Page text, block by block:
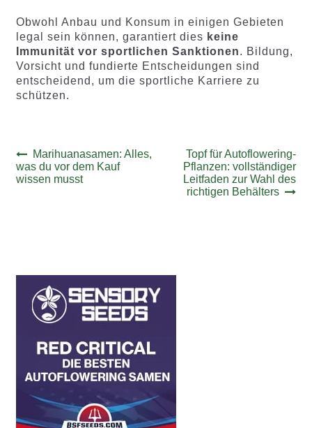
Obwohl Anbau und Konsum in einigen Gebieten
legal sein können, garantiert dies keine
Immunität vor sportlichen Sanktionen. Bildung,
Vorsicht und fundierte Entscheidungen sind
entscheidend, um die sportliche Karriere zu
schützen.
Beitrags-
Navigation
Vorheriger
Beitrag:
Marihuanasamen: Alles,
was du vor dem Kauf
wissen musst
Nächster
Beitrag:
Topf für Autoflowering-
Pflanzen: vollständiger
Leitfaden zur Wahl des
richtigen Behälters